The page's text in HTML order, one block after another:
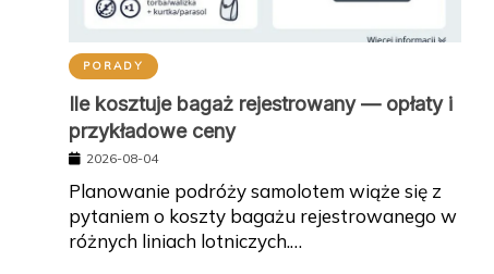
PORADY
Ile kosztuje bagaż rejestrowany — opłaty i
przykładowe ceny
2026-08-04
Planowanie podróży samolotem wiąże się z
pytaniem o koszty bagażu rejestrowanego w
różnych liniach lotniczych.…